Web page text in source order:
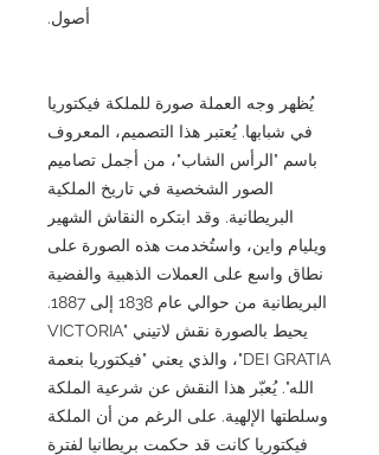
أصول.
يُظهر وجه العملة صورة للملكة فيكتوريا
في شبابها. يُعتبر هذا التصميم، المعروف
باسم "الرأس الشاب"، من أجمل تصاميم
الصور الشخصية في تاريخ الملكية
البريطانية. وقد ابتكره النقاش الشهير
ويليام واين، واستُخدمت هذه الصورة على
نطاق واسع على العملات الذهبية والفضية
البريطانية من حوالي عام 1838 إلى 1887.
يحيط بالصورة نقش لاتيني "VICTORIA
DEI GRATIA"، والذي يعني "فيكتوريا بنعمة
الله". يُعبّر هذا النقش عن شرعية الملكة
وسلطتها الإلهية. على الرغم من أن الملكة
فيكتوريا كانت قد حكمت بريطانيا لفترة